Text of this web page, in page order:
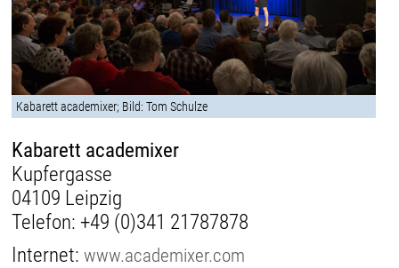
Kabarett academixer; Bild: Tom Schulze
Kabarett academixer
Kupfergasse
04109 Leipzig
Telefon: +49 (0)341 21787878
Internet:www.academixer.com